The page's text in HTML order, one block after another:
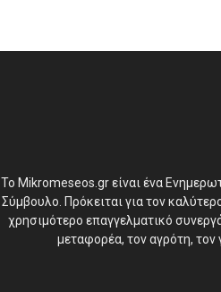
Το Mikromeseos.gr είναι ένα
Σύμβουλο. Πρόκειται για τον
χρησιμότερο επαγγελματικό
μεταφορέα, τον αγρότη, τον